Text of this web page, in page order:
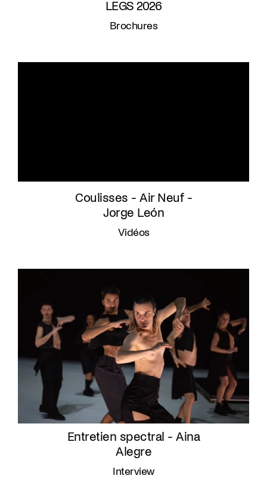
LEGS 2026
Brochures
Coulisses - Air Neuf -
Jorge León
Vidéos
Entretien spectral - Aina
Alegre
Interview